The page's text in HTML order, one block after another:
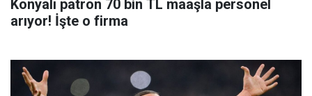
Konyalı patron 70 bin TL maaşla personel
arıyor! İşte o firma